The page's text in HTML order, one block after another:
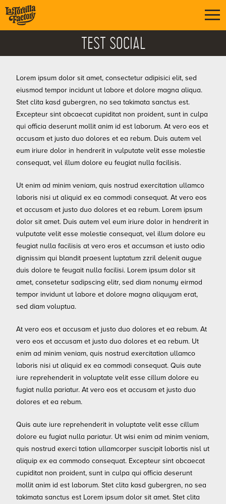
TEST SOCIAL
Lorem ipsum dolor sit amet, consectetur adipisici elit, sed
eiusmod tempor incidunt ut labore et dolore magna aliqua.
Stet clita kasd gubergren, no sea takimata sanctus est.
Excepteur sint obcaecat cupiditat non proident, sunt in culpa
qui officia deserunt mollit anim id est laborum. At vero eos et
accusam et justo duo dolores et ea rebum. Duis autem vel
eum iriure dolor in hendrerit in vulputate velit esse molestie
consequat, vel illum dolore eu feugiat nulla facilisis.
Ut enim ad minim veniam, quis nostrud exercitation ullamco
laboris nisi ut aliquid ex ea commodi consequat. At vero eos
et accusam et justo duo dolores et ea rebum. Lorem ipsum
dolor sit amet. Duis autem vel eum iriure dolor in hendrerit in
vulputate velit esse molestie consequat, vel illum dolore eu
feugiat nulla facilisis at vero eros et accumsan et iusto odio
dignissim qui blandit praesent luptatum zzril delenit augue
duis dolore te feugait nulla facilisi. Lorem ipsum dolor sit
amet, consetetur sadipscing elitr, sed diam nonumy eirmod
tempor invidunt ut labore et dolore magna aliquyam erat,
sed diam voluptua.
At vero eos et accusam et justo duo dolores et ea rebum. At
vero eos et accusam et justo duo dolores et ea rebum. Ut
enim ad minim veniam, quis nostrud exercitation ullamco
laboris nisi ut aliquid ex ea commodi consequat. Quis aute
iure reprehenderit in voluptate velit esse cillum dolore eu
fugiat nulla pariatur. At vero eos et accusam et justo duo
dolores et ea rebum.
Quis aute iure reprehenderit in voluptate velit esse cillum
dolore eu fugiat nulla pariatur. Ut wisi enim ad minim veniam,
quis nostrud exerci tation ullamcorper suscipit lobortis nisl ut
aliquip ex ea commodo consequat. Excepteur sint obcaecat
cupiditat non proident, sunt in culpa qui officia deserunt
mollit anim id est laborum. Stet clita kasd gubergren, no sea
takimata sanctus est Lorem ipsum dolor sit amet. Stet clita